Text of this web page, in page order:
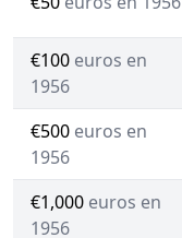
€100 euros en
1956
€500 euros en
1956
€1,000 euros en
1956